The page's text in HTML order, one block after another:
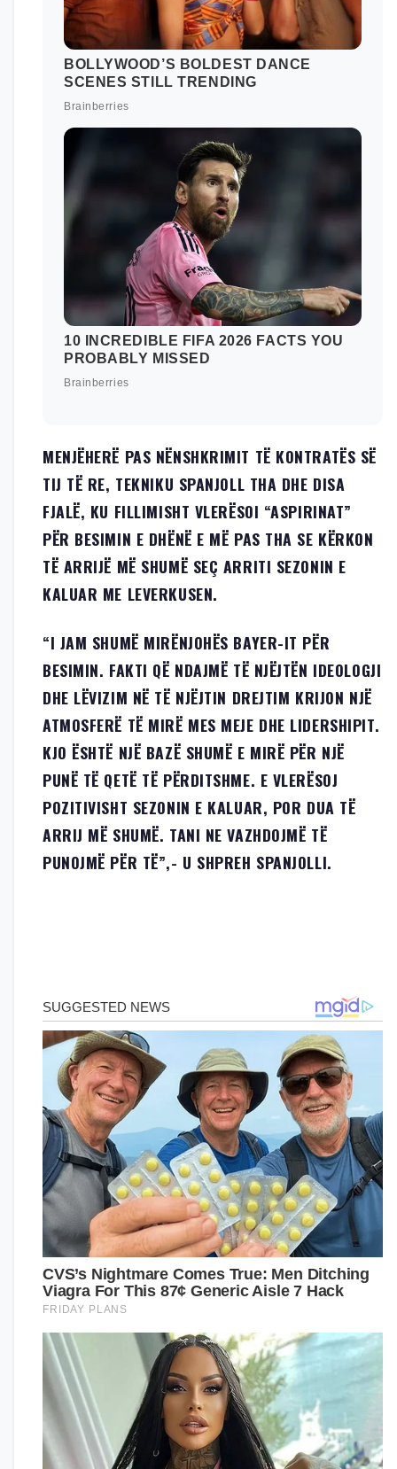
MENJËHERË PAS NËNSHKRIMIT TË KONTRATËS SË
TIJ TË RE, TEKNIKU SPANJOLL THA DHE DISA
FJALË, KU FILLIMISHT VLERËSOI “ASPIRINAT”
PËR BESIMIN E DHËNË E MË PAS THA SE KËRKON
TË ARRIJË MË SHUMË SEÇ ARRITI SEZONIN E
KALUAR ME LEVERKUSEN.
“I JAM SHUMË MIRËNJOHËS BAYER-IT PËR
BESIMIN. FAKTI QË NDAJMË TË NJËJTËN IDEOLOGJI
DHE LËVIZIM NË TË NJËJTIN DREJTIM KRIJON NJË
ATMOSFERË TË MIRË MES MEJE DHE LIDERSHIPIT.
KJO ËSHTË NJË BAZË SHUMË E MIRË PËR NJË
PUNË TË QETË TË PËRDITSHME. E VLERËSOJ
POZITIVISHT SEZONIN E KALUAR, POR DUA TË
ARRIJ MË SHUMË. TANI NE VAZHDOJMË TË
PUNOJMË PËR TË”,- U SHPREH SPANJOLLI.